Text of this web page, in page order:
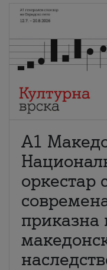
А1
оркестар
приказна